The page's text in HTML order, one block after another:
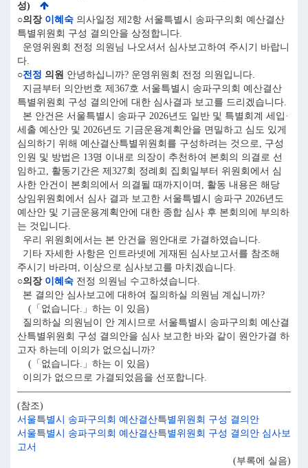
성)
○의장 이혜숙 의사일정 제2항 서울특별시 송파구의회 예산결산
특별위원회 구성 결의안을 상정합니다.
운영위원회 전정 의원님 나오셔서 심사보고하여 주시기 바랍니
다.
○전정 의원 안녕하십니까? 운영위원회 전정 의원입니다.
지금부터 의안번호 제367호 서울특별시 송파구의회 예산결산
특별위원회 구성 결의안에 대한 심사결과 보고를 드리겠습니다.
본 안건은 서울특별시 송파구 2026년도 일반 및 특별회계 세입·
세출 예산안 및 2026년도 기금운용계획안을 면밀하고 심도 있게
심의하기 위해 예산결산특별위원회를 구성하려는 것으로, 구성
인원 및 방법은 13명 이내로 의장이 추천하여 본회의 의결로 선
임하고, 활동기간은 제327회 정례회 집회일부터 위원회에서 심
사한 안건이 본회의에서 의결될 때까지이며, 활동 내용은 해당
상임위원회에서 심사 결과 보고한 서울특별시 송파구 2026년도
예산안 및 기금운용계획안에 대한 종합 심사 후 본회의에 부의하
는 것입니다.
우리 위원회에서는 본 안건을 원안대로 가결하였습니다.
기타 자세한 사항은 인트라넷에 게재된 심사보고서를 참조해
주시기 바라며, 이상으로 심사보고를 마치겠습니다.
○의장 이혜숙 전정 의원님 수고하셨습니다.
본 결의안 심사보고에 대하여 질의하실 의원님 계십니까?
(「없습니다.」하는 이 있음)
질의하실 의원님이 안 계시므로 서울특별시 송파구의회 예산결
산특별위원회 구성 결의안을 심사 보고한 바와 같이 원안가결 하
고자 하는데 이의가 없으십니까?
(「없습니다.」하는 이 있음)
이의가 없으므로 가결되었음을 선포합니다.
(참조)
서울특별시 송파구의회 예산결산특별위원회 구성 결의안
서울특별시 송파구의회 예산결산특별위원회 구성 결의안 심사보
고서
(부록에 실음)